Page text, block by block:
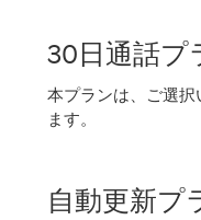
30日通話プ
本プランは、ご選
ます。
自動更新プ